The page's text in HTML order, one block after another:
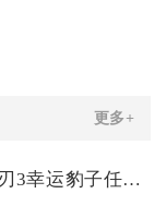
更多+
如何查看影之刃3幸运豹子任务的进度